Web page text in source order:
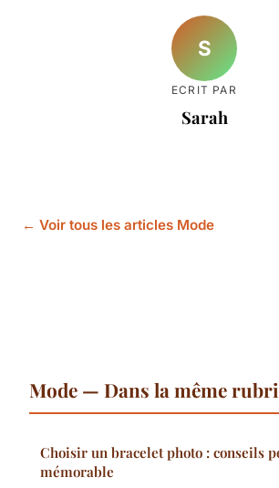
S
ECRIT PAR
Sarah
← Voir tous les articles Mode
Mode — Dans la même
Choisir un bracelet photo : conseils
mémorable